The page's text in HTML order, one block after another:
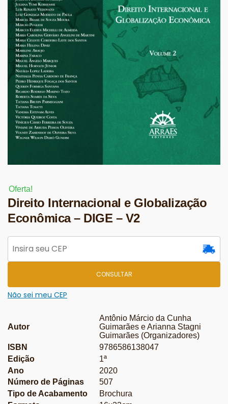
Oferta!
Direito Internacional e Globalização
Econômica – DIGE – V2
CONSULTAR
Não sei meu CEP
Autor
Antônio Márcio da Cunha
Guimarães e Arianna Stagni
Guimarães (Organizadores)
ISBN
9786586138047
Edição
1ª
Ano
2020
Número de Páginas
507
Tipo de Acabamento
Brochura